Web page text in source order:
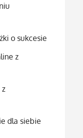
o sukcesie
z
dla siebie